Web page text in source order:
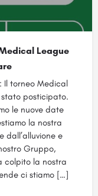
League
Il torneo Medical
posticipato.
le nuove date
la nostra
dall’alluvione e
Gruppo,
colpito la nostra
ci stiamo […]